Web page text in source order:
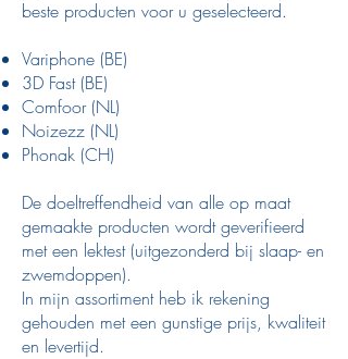
beste producten voor u geselecteerd.
Variphone (BE)
3D Fast (BE)
Comfoor (NL)
Noizezz (NL)
Phonak (CH)
De doeltreffendheid van alle op maat
gemaakte producten wordt geverifieerd
met een lektest (uitgezonderd bij slaap- en
zwemdoppen).
In mijn assortiment heb ik rekening
gehouden met een gunstige prijs, kwaliteit
en levertijd.